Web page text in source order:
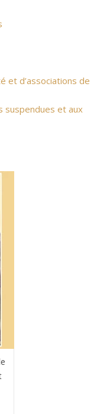
et d’associations de
suspendues et aux